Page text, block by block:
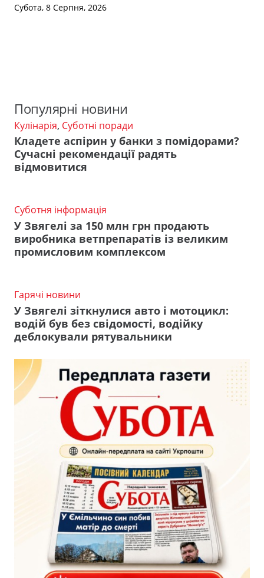
Субота, 8 Серпня, 2026
Популярні новини
Кулінарія, Суботні поради
Кладете аспірин у банки з помідорами?
Сучасні рекомендації радять
відмовитися
Суботня інформація
У Звягелі за 150 млн грн продають
виробника ветпрепаратів із великим
промисловим комплексом
Гарячі новини
У Звягелі зіткнулися авто і мотоцикл:
водій був без свідомості, водійку
деблокували рятувальники